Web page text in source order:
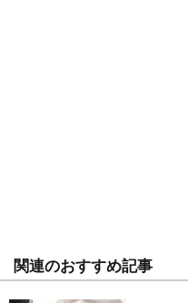
関連のおすすめ記事